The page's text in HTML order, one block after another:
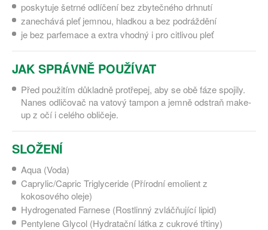
poskytuje šetrné odlíčení bez zbytečného drhnutí
zanechává pleť jemnou, hladkou a bez podráždění
je bez parfemace a extra vhodný i pro citlivou pleť
JAK SPRÁVNĚ POUŽÍVAT
Před použitím důkladně protřepej, aby se obě fáze spojily.
Nanes odličovač na vatový tampon a jemně odstraň make-
up z očí i celého obličeje.
SLOŽENÍ
Aqua (Voda)
Caprylic/Capric Triglyceride (Přírodní emolient z
kokosového oleje)
Hydrogenated Farnese (Rostlinný zvláčňující lipid)
Pentylene Glycol (Hydratační látka z cukrové třtiny)